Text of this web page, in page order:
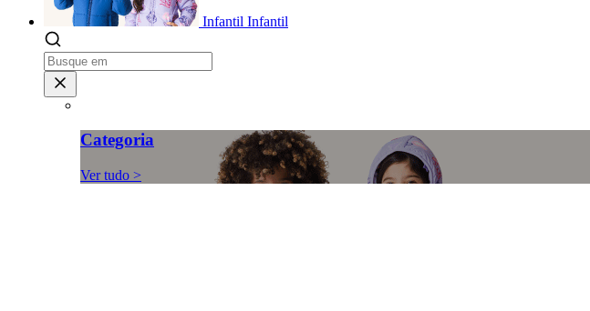
Infantil Infantil
Categoria
Ver tudo >